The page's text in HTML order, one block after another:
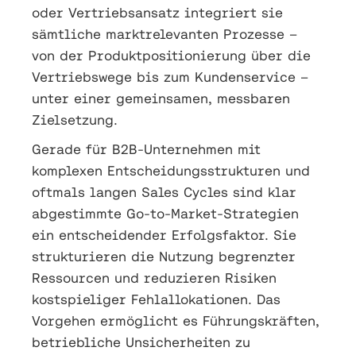
oder Vertriebsansatz integriert sie
sämtliche marktrelevanten Prozesse –
von der Produktpositionierung über die
Vertriebswege bis zum Kundenservice –
unter einer gemeinsamen, messbaren
Zielsetzung.
Gerade für B2B-Unternehmen mit
komplexen Entscheidungsstrukturen und
oftmals langen Sales Cycles sind klar
abgestimmte Go-to-Market-Strategien
ein entscheidender Erfolgsfaktor. Sie
strukturieren die Nutzung begrenzter
Ressourcen und reduzieren Risiken
kostspieliger Fehlallokationen. Das
Vorgehen ermöglicht es Führungskräften,
betriebliche Unsicherheiten zu